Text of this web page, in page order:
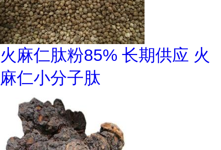
火麻仁肽粉85% 长期供应 火
麻仁小分子肽